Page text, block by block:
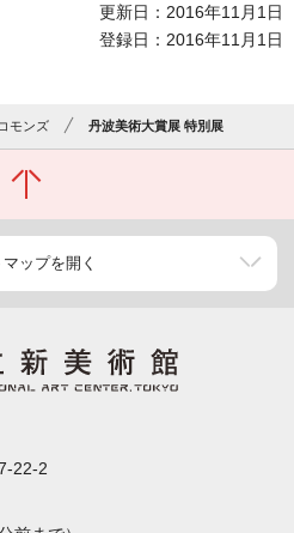
更新日：2016年11月1日
登録日：2016年11月1日
モンズ 丹波美術大賞展 特別展
ップを開く
22-2